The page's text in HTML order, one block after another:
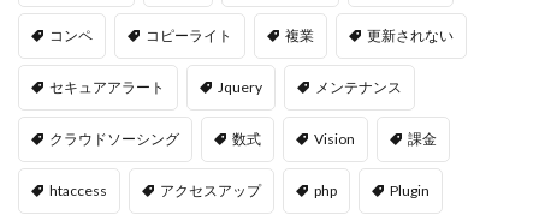
コンペ コピーライト 複業 更新されない
セキュアアラート Jquery メンテナンス
クラウドソーシング 数式 Vision 課金
htaccess アクセスアップ php Plugin